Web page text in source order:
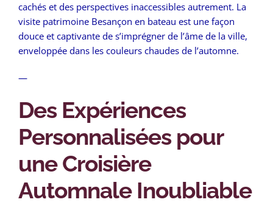
cachés et des perspectives inaccessibles autrement. La
visite patrimoine Besançon en bateau est une façon
douce et captivante de s’imprégner de l’âme de la ville,
enveloppée dans les couleurs chaudes de l’automne.
—
Des Expériences
Personnalisées pour
une Croisière
Automnale Inoubliable